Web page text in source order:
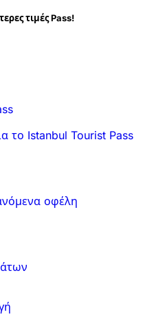
τιμές Pass!
το Istanbul Tourist Pass
οφέλη